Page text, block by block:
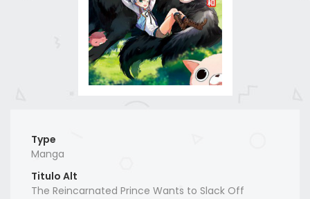
Type
Manga
Titulo Alt
The Reincarnated Prince Wants to Slack Off